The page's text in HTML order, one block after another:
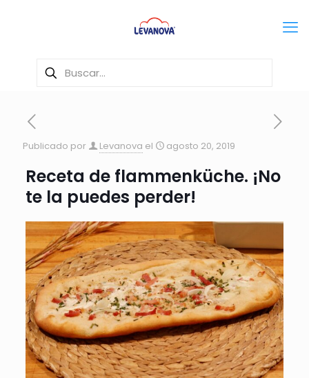
Publicado por Levanova el agosto 20, 2019
Receta de flammenküche. ¡No
te la puedes perder!